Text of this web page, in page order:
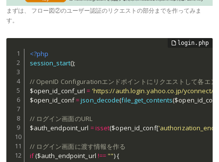
まずは、 フロー図②のユーザー認証のリクエストの部分までを作ってみま
す。
<?php
session_start();
// OpenID Configurationエンドポイントにリクエストして各エン
$open_id_conf_url = 'https://auth.login.yahoo.co.jp/yconnect/
$open_id_conf=json_decode(file_get_contents(
// ログイン画面のURL
$auth_endpoint_url =isset($open_id_conf[
// ログイン画面に渡す情報を作る
if ($auth_endpoint_url !== ""){